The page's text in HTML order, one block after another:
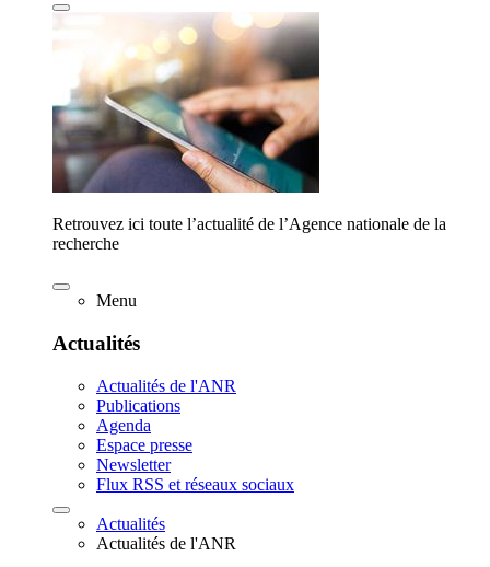
Retrouvez ici toute l’actualité de l’Agence nationale de la
recherche
Menu
Actualités
Actualités de l'ANR
Publications
Agenda
Espace presse
Newsletter
Flux RSS et réseaux sociaux
Actualités
Actualités de l'ANR